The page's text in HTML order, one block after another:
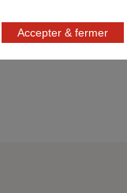
Accepter & fermer